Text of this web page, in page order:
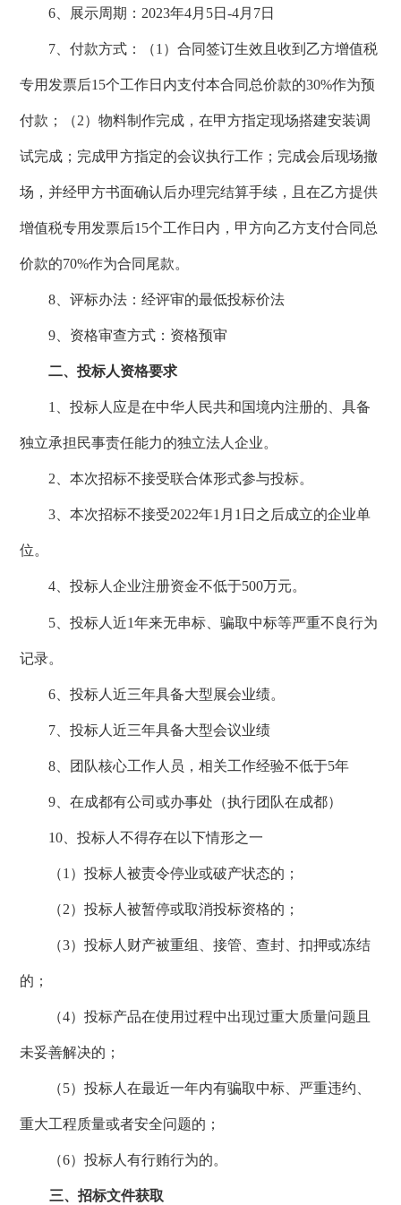
6、展示周期：2023年4月5日-4月7日
7、付款方式：（1）合同签订生效且收到乙方增值税
专用发票后15个工作日内支付本合同总价款的30%作为预
付款；（2）物料制作完成，在甲方指定现场搭建安装调
试完成；完成甲方指定的会议执行工作；完成会后现场撤
场，并经甲方书面确认后办理完结算手续，且在乙方提供
增值税专用发票后15个工作日内，甲方向乙方支付合同总
价款的70%作为合同尾款。
8、评标办法：经评审的最低投标价法
9、资格审查方式：资格预审
二、投标人资格要求
1、投标人应是在中华人民共和国境内注册的、具备
独立承担民事责任能力的独立法人企业。
2、本次招标不接受联合体形式参与投标。
3、本次招标不接受2022年1月1日之后成立的企业单
位。
4、投标人企业注册资金不低于500万元。
5、投标人近1年来无串标、骗取中标等严重不良行为
记录。
6、投标人近三年具备大型展会业绩。
7、投标人近三年具备大型会议业绩
8、团队核心工作人员，相关工作经验不低于5年
9、在成都有公司或办事处（执行团队在成都）
10、投标人不得存在以下情形之一
（1）投标人被责令停业或破产状态的；
（2）投标人被暂停或取消投标资格的；
（3）投标人财产被重组、接管、查封、扣押或冻结
的；
（4）投标产品在使用过程中出现过重大质量问题且
未妥善解决的；
（5）投标人在最近一年内有骗取中标、严重违约、
重大工程质量或者安全问题的；
（6）投标人有行贿行为的。
三、招标文件获取